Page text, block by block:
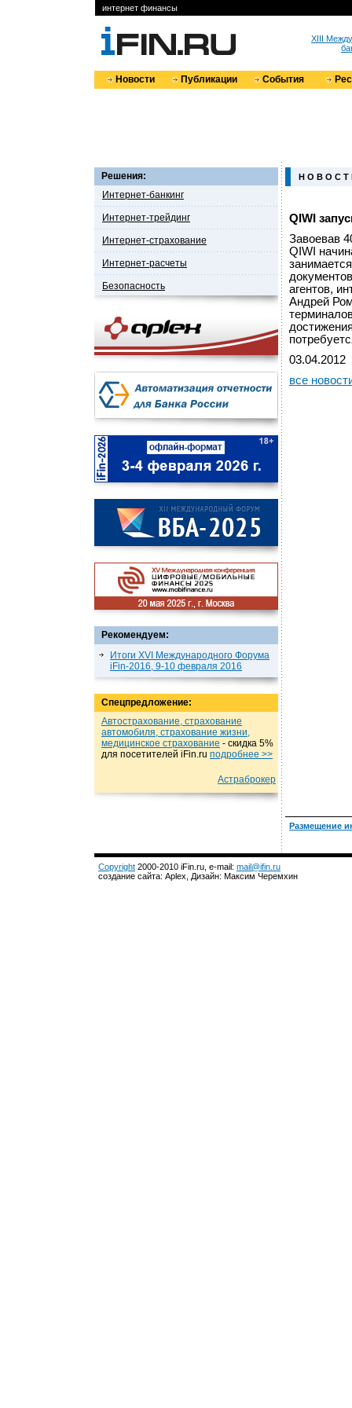
интернет финансы
XIII
Новости Публикации События
Решения:
Интернет-банкинг
Интернет-трейдинг
Интернет-страхование
Интернет-расчеты
Безопасность
Рекомендуем:
Итоги XVI Международного Форума
iFin-2016, 9-10 февраля 2016
Спецпредложение:
Автострахование, страхование
автомобиля, страхование жизни,
медицинское страхование - cкидка 5%
для посетителей iFin.ru подробнеe >>
Астраброкер
Н О В О С Т
QIWI
Завоевав
QIWI
агентов,
Андрей
03.04.2012
все
Размещение
Copyright 2000-2010 iFin.ru, e-mail: mail@ifin.ru
создание сайта: Aplex, Дизайн: Максим Черемхин